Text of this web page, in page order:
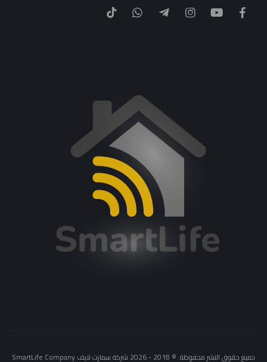
جميع حقوق النشر محفوظة. © 2018 - 2026 شركة سمارت لايف SmartLife Company